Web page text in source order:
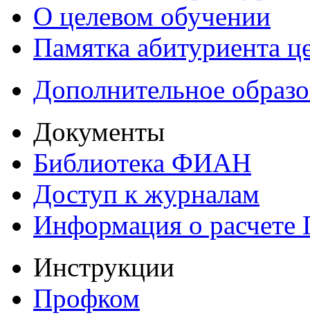
О целевом обучении
Памятка абитуриента
Дополнительное
Документы
Библиотека ФИАН
Доступ к журналам
Информация о
Инструкции
Профком